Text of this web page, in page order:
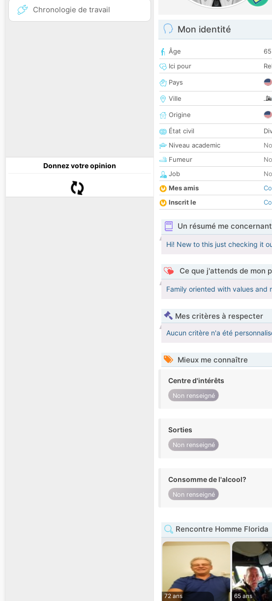
Chronologie de travail
Donnez votre opinion
Mon identité
Âge
Ici pour
Pays
Ville
Origine
État civil
Niveau academic
Fumeur
Job
Mes amis
Inscrit le
Un résumé me concernant
Hi! New to this just checking it
Ce que j'attends de mon
Family oriented with values and
Mes critères à respecter
Aucun critère n'a été
Mieux me connaître
Centre d'intérêts
Non renseigné
Sorties
Non renseigné
Consomme de l'alcool?
Non renseigné
Rencontre Homme Florida
72 ans
65 ans